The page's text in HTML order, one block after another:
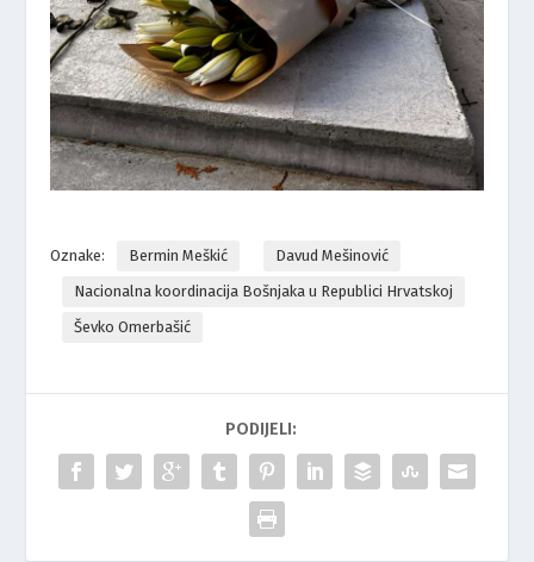
Oznake: Bermin Meškić
Davud Mešinović
Nacionalna koordinacija Bošnjaka u Republici Hrvatskoj
Ševko Omerbašić
PODIJELI: